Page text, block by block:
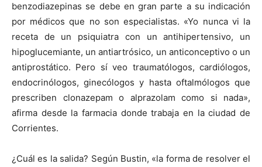
benzodiazepinas se debe en gran parte a su indicación
por médicos que no son especialistas. «Yo nunca vi la
receta de un psiquiatra con un antihipertensivo, un
hipoglucemiante, un antiartrósico, un anticonceptivo o un
antiprostático. Pero sí veo traumatólogos, cardiólogos,
endocrinólogos, ginecólogos y hasta oftalmólogos que
prescriben clonazepam o alprazolam como si nada»,
afirma desde la farmacia donde trabaja en la ciudad de
Corrientes.
¿Cuál es la salida? Según Bustin, «la forma de resolver el